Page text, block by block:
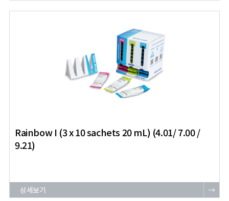
Rainbow I (3 x 10 sachets 20 mL) (4.01/ 7.00 /
9.21)
상세보기 →